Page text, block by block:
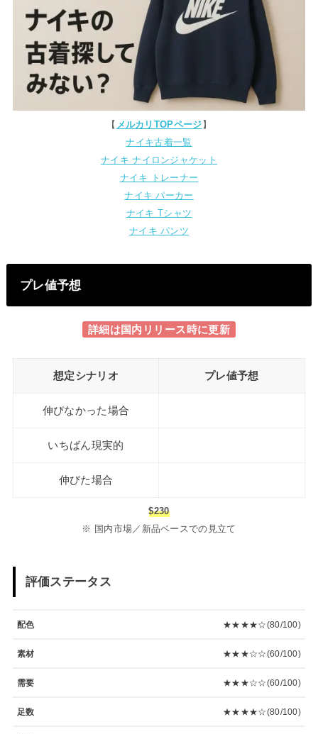
【 メルカリTOPページ 】
ナイキ古着一覧
ナイキ ナイロンジャケット
ナイキ トレーナー
ナイキ パーカー
ナイキ Tシャツ
ナイキ パンツ
プレ値予想
詳細は国内リリース時に更新
想定シナリオ プレ値予想
伸びなかった場合
いちばん現実的
伸びた場合
$230
※ 国内市場／新品ベースでの見立て
評価ステータス
配色 ★★★★☆(80/100)
素材 ★★★☆☆(60/100)
需要 ★★★☆☆(60/100)
足数 ★★★★☆(80/100)